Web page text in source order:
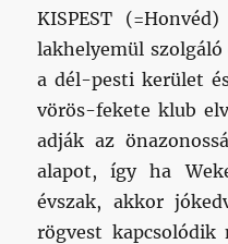
KISPEST
lakhelyemül
a dél-pesti kerület
vörös-fekete klub
adják az
alapot, így ha
évszak, akkor
rögvest kapcsolódik